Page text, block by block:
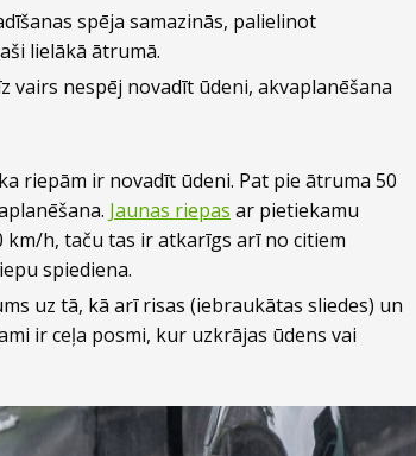
spēja samazinās, palielinot
lielākā ātrumā.
vairs nespēj novadīt ūdeni, akvaplanēšana
riepām ir novadīt ūdeni. Pat pie ātruma 50
Jaunas riepas ar pietiekamu
h, taču tas ir atkarīgs arī no citiem
spiediena.
uz tā, kā arī risas (iebraukātas sliedes) un
ir ceļa posmi, kur uzkrājas ūdens vai